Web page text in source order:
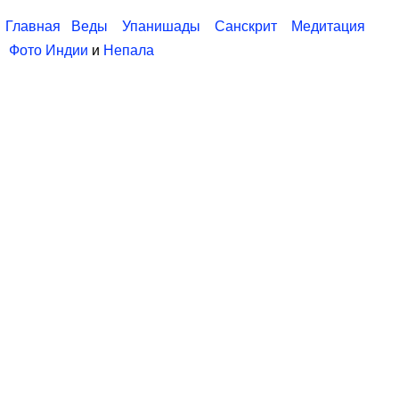
Главная Веды Упанишады Санскрит
Медитация
Фото Индии и Непала